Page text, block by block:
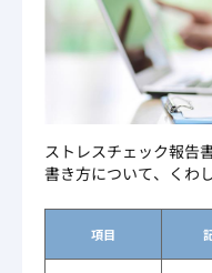
ストレスチェック報告
書き方について、くわ
項目